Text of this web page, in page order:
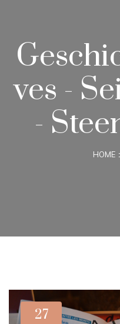
ves -
-
HOME
27